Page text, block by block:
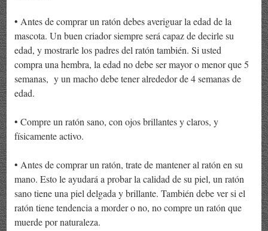
• Antes de comprar un ratón debes averiguar la edad de la
mascota. Un buen criador siempre será capaz de decirle su
edad, y mostrarle los padres del ratón también. Si usted
compra una hembra, la edad no debe ser mayor o menor que 5
semanas, y un macho debe tener alrededor de 4 semanas de
edad.
• Compre un ratón sano, con ojos brillantes y claros, y
físicamente activo.
• Antes de comprar un ratón, trate de mantener al ratón en su
mano. Esto le ayudará a probar la calidad de su piel, un ratón
sano tiene una piel delgada y brillante. También debe ver si el
ratón tiene tendencia a morder o no, no compre un ratón que
muerde por naturaleza.